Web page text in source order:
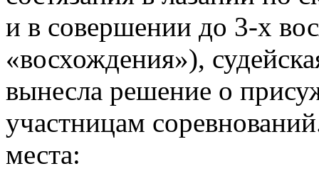
и в совершении до 3-х
«восхождения»),
вынесла решение о
участницам
места: